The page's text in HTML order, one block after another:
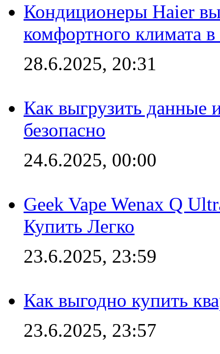
Кондиционеры Haier
комфортного климата
28.6.2025, 20:31
Как выгрузить данные
безопасно
24.6.2025, 00:00
Geek Vape Wenax Q
Купить Легко
23.6.2025, 23:59
Как выгодно купить
23.6.2025, 23:57